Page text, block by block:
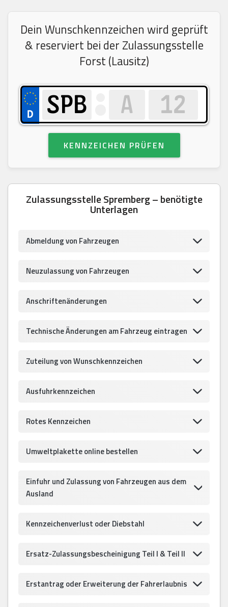
Dein Wunschkennzeichen wird geprüft
& reserviert bei der Zulassungsstelle
Forst (Lausitz)
KENNZEICHEN PRÜFEN
Zulassungsstelle Spremberg – benötigte
Unterlagen
Abmeldung von Fahrzeugen
Neuzulassung von Fahrzeugen
Anschriftenänderungen
Technische Änderungen am Fahrzeug eintragen
Zuteilung von Wunschkennzeichen
Ausfuhrkennzeichen
Rotes Kennzeichen
Umweltplakette online bestellen
Einfuhr und Zulassung von Fahrzeugen aus dem
Ausland
Kennzeichenverlust oder Diebstahl
Ersatz-Zulassungsbescheinigung Teil I & Teil II
Erstantrag oder Erweiterung der Fahrerlaubnis